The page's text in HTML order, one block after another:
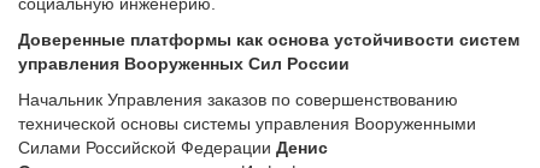
Доверенные платформы как основа устойчивости систем
управления Вооруженных Сил России
Начальник Управления заказов по совершенствованию
технической основы системы управления Вооруженными
Силами Российской Федерации Денис